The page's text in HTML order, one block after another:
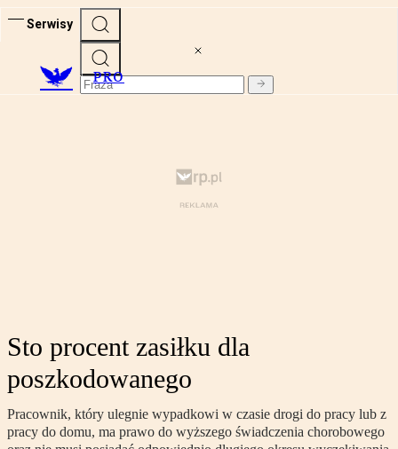
Serwisy
PRO
Sto procent zasiłku dla
poszkodowanego
Pracownik, który ulegnie wypadkowi w czasie drogi do pracy lub z
pracy do domu, ma prawo do wyższego świadczenia chorobowego